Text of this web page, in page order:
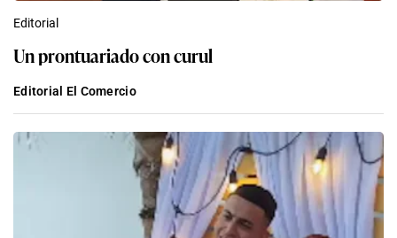
Editorial
Un prontuariado con curul
Editorial El Comercio